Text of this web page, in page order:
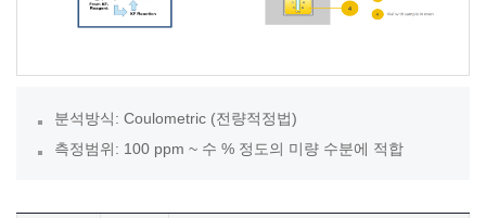
분석방식: Coulometric (전량적정법)
측정범위: 100 ppm ~ 수 % 정도의 미량 수분에 적합